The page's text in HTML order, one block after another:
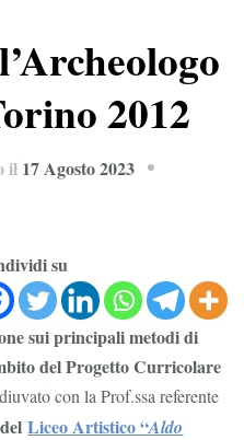
2012
il 17 Agosto 2023
su
sui principali metodi di
del Progetto Curricolare
con la Prof.ssa referente
Liceo Artistico “Aldo